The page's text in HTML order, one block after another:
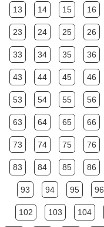
13 14 15 16
23 24 25 26
33 34 35 36
43 44 45 46
53 54 55 56
63 64 65 66
73 74 75 76
83 84 85 86
93 94 95 96
102 103 104